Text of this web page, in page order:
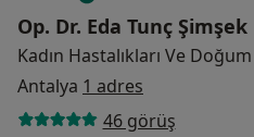
Op. Dr. Eda Tunç Şimşek
Kadın Hastalıkları Ve Doğum
Antalya 1 adres
46 görüş